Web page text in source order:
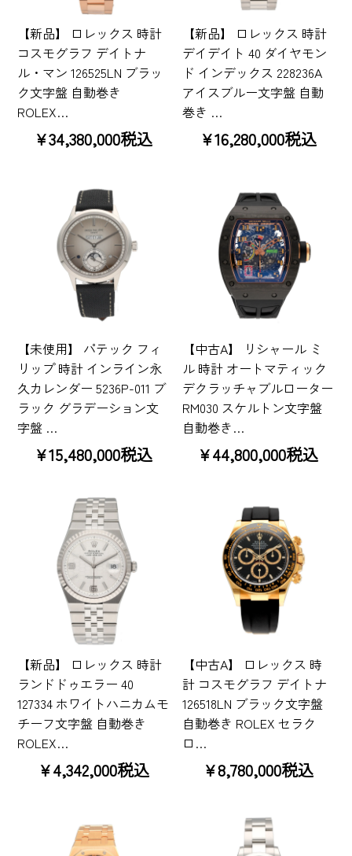
【新品】 ロレックス 時計
コスモグラフ デイトナ
ル・マン 126525LN ブラッ
ク文字盤 自動巻き
ROLEX…
¥34,380,000税込
【新品】 ロレックス 時計
デイデイト 40 ダイヤモン
ド インデックス 228236A
アイスブルー文字盤 自動
巻き …
¥16,280,000税込
【未使用】 パテック フィ
リップ 時計 インライン永
久カレンダー 5236P-011 ブ
ラック グラデーション文
字盤 …
¥15,480,000税込
【中古A】 リシャール ミ
ル 時計 オートマティック
デクラッチャブルローター
RM030 スケルトン文字盤
自動巻き…
¥44,800,000税込
【新品】 ロレックス 時計
ランドドゥエラー 40
127334 ホワイトハニカムモ
チーフ文字盤 自動巻き
ROLEX…
¥4,342,000税込
【中古A】 ロレックス 時
計 コスモグラフ デイトナ
126518LN ブラック文字盤
自動巻き ROLEX セラク
ロ…
¥8,780,000税込